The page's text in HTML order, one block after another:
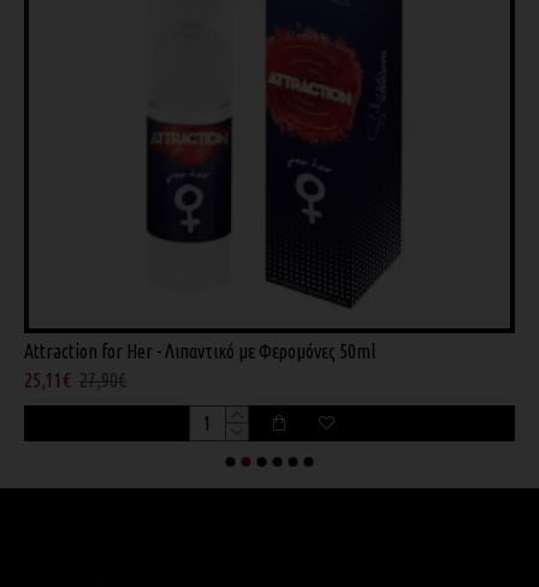
Attraction for Her - Λιπαντικό με Φερομόνες 50ml
25,11€ 27,90€